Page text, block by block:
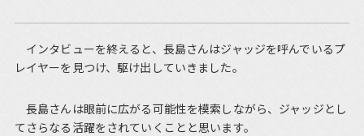
インタビューを終えると、長島さんはジャッジを呼んでいるプ
レイヤーを見つけ、駆け出していきました。
長島さんは眼前に広がる可能性を模索しながら、ジャッジとし
てさらなる活躍をされていくことと思います。